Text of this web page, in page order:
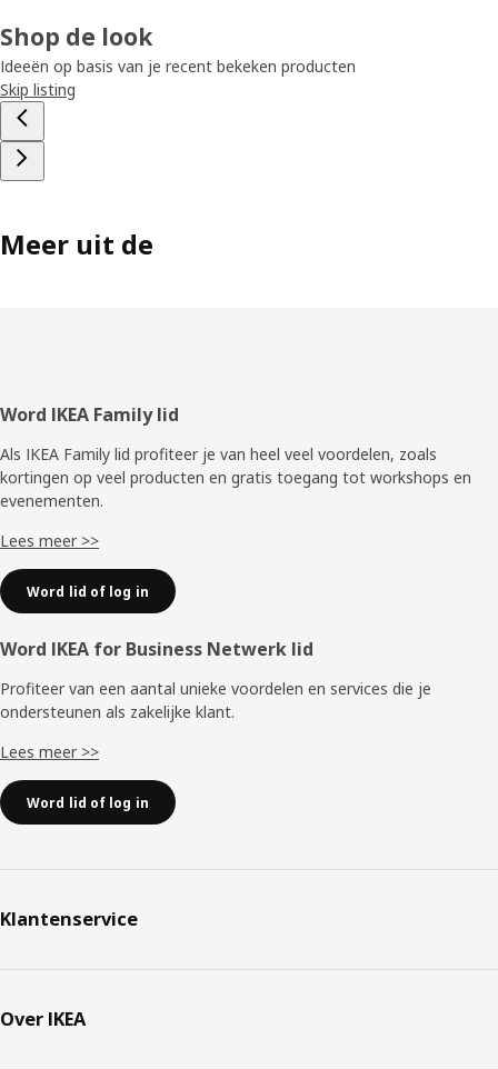
Shop de look
Ideeën op basis van je recent bekeken producten
Skip listing
Meer uit de
Voettekst
Word IKEA Family lid
Als IKEA Family lid profiteer je van heel veel voordelen, zoals
kortingen op veel producten en gratis toegang tot workshops en
evenementen.
Lees meer >>
Word lid of log in
Word IKEA for Business Netwerk lid
Profiteer van een aantal unieke voordelen en services die je
ondersteunen als zakelijke klant.
Lees meer >>
Word lid of log in
Klantenservice
Over IKEA